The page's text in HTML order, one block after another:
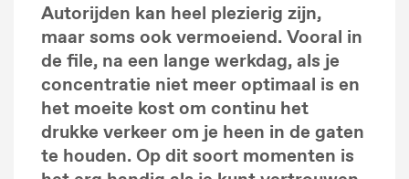
Autorijden kan heel plezierig zijn,
maar soms ook vermoeiend. Vooral in
de file, na een lange werkdag, als je
concentratie niet meer optimaal is en
het moeite kost om continu het
drukke verkeer om je heen in de gaten
te houden. Op dit soort momenten is